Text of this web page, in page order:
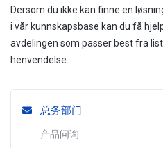
Dersom du ikke kan finne en
i vår kunnskapsbase kan du få
avdelingen som passer best fra
henvendelse.
总务部门
产品问询